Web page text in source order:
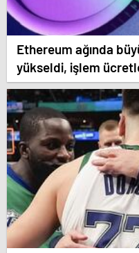
Ethereum ağında
yükseldi, işlem